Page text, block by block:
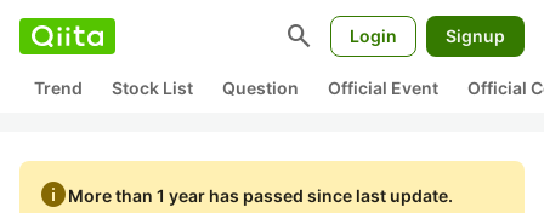
search Login Signup
Trend Stock List Question Official Event Official
infoMore than 1 year has passed since last update.